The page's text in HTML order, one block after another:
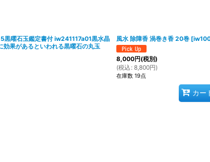
黒曜石玉鑑定書付 iw241117a01黒水晶
効果があるといわれる黒曜石の丸玉
風水 除障香 渦巻き香 20巻 [
8,000円(税別)
(税込 : 8,800円)
在庫数 19点
カー